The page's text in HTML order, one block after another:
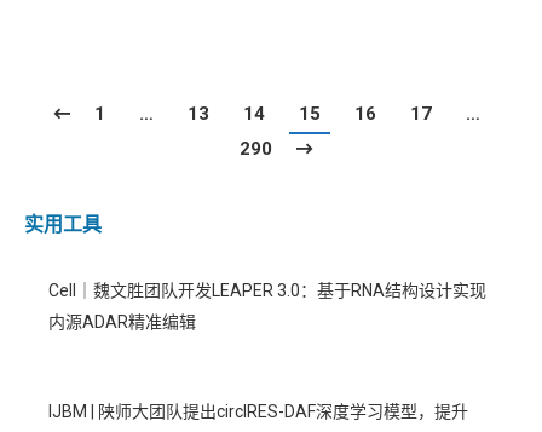
1 … 13 14 15 16 17
…
290
实用工具
Cell｜魏文胜团队开发LEAPER 3.0：基于RNA结构设计实现
内源ADAR精准编辑
IJBM | 陕师大团队提出circIRES-DAF深度学习模型，提升